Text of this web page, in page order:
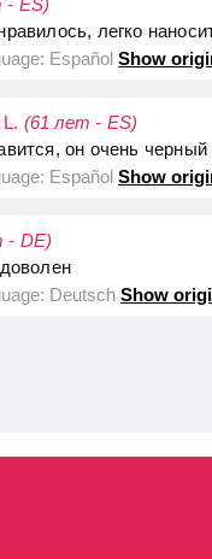
- ES)
легко
Español Show
(61 лет - ES)
он очень
Español Show
- DE)
Deutsch Show